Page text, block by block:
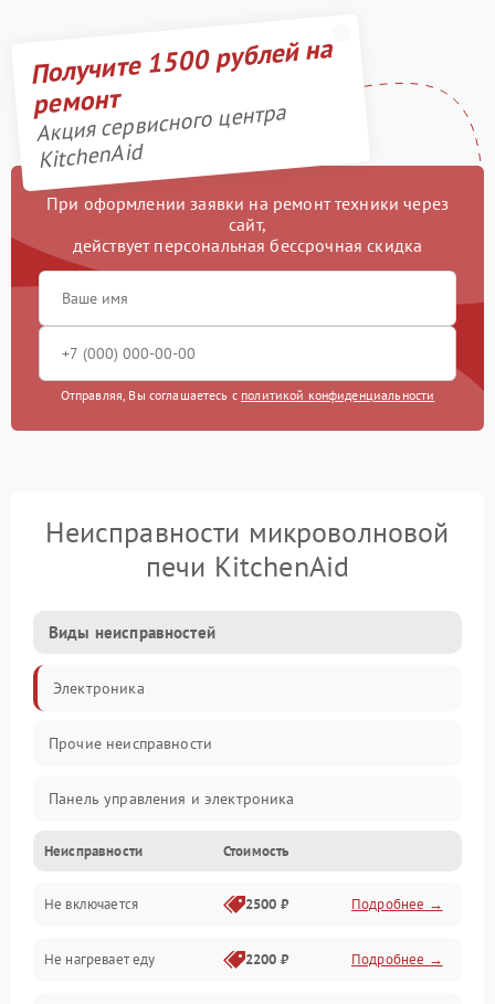
Получите 1500 рублей на
ремонт
Акция сервисного центра
KitchenAid
При оформлении заявки на ремонт техники через
сайт,
действует персональная бессрочная скидка
Отправляя, Вы соглашаетесь с политикой конфиденциальности
Неисправности микроволновой
печи KitchenAid
Виды неисправностей
Электроника
Прочие неисправности
Панель управления и электроника
Дверца и корпус
Механика и внутренние элементы
Механические повреждения
Неисправности Стоимость
Не включается 2500 ₽ Подробнее →
Не нагревает еду 2200 ₽ Подробнее →